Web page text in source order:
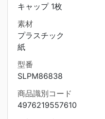
キャップ 1枚
素材
プラスチック
紙
型番
SLPM86838
商品識別コード
4976219557610